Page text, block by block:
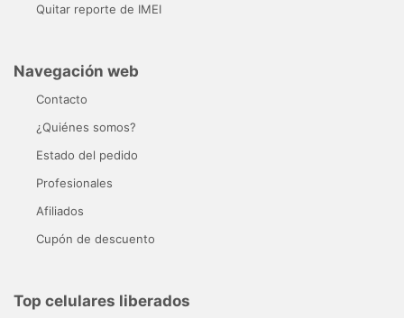
Quitar reporte de IMEI
Navegación web
Contacto
¿Quiénes somos?
Estado del pedido
Profesionales
Afiliados
Cupón de descuento
Top celulares liberados